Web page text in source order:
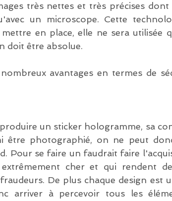
très nettes et très précises dont
un microscope. Cette
en place, elle ne sera utilisée
doit être absolue.
avantages en termes de
un sticker hologramme, sa
être photographié, on ne peut
Pour se faire un faudrait faire
extrêmement cher et qui rendent
De plus chaque design est
arriver à percevoir tous les